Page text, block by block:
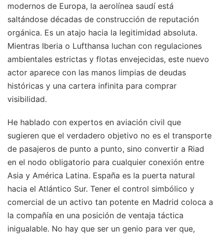
modernos de Europa, la aerolínea saudí está
saltándose décadas de construcción de reputación
orgánica. Es un atajo hacia la legitimidad absoluta.
Mientras Iberia o Lufthansa luchan con regulaciones
ambientales estrictas y flotas envejecidas, este nuevo
actor aparece con las manos limpias de deudas
históricas y una cartera infinita para comprar
visibilidad.
He hablado con expertos en aviación civil que
sugieren que el verdadero objetivo no es el transporte
de pasajeros de punto a punto, sino convertir a Riad
en el nodo obligatorio para cualquier conexión entre
Asia y América Latina. España es la puerta natural
hacia el Atlántico Sur. Tener el control simbólico y
comercial de un activo tan potente en Madrid coloca a
la compañía en una posición de ventaja táctica
inigualable. No hay que ser un genio para ver que,